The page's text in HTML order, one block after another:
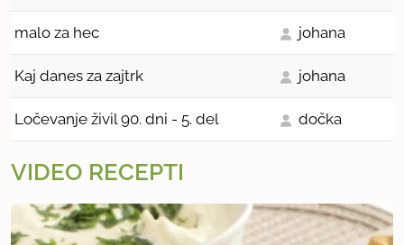
malo za hec johana
Kaj danes za zajtrk johana
Ločevanje živil 90. dni - 5. del dočka
VIDEO RECEPTI